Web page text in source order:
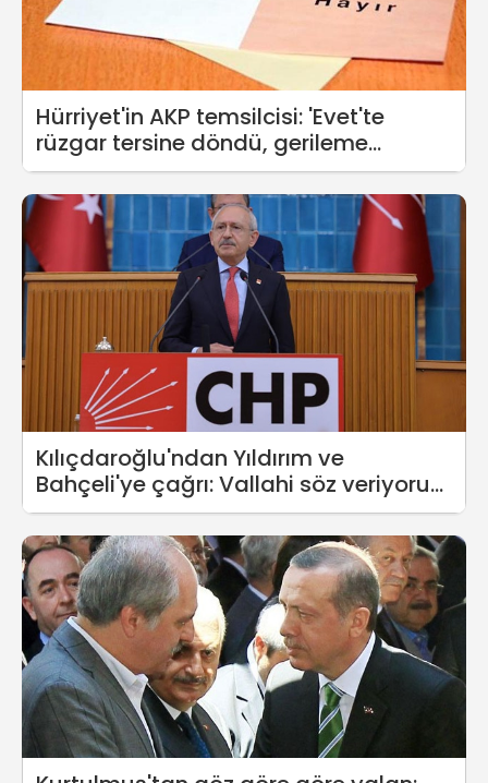
Hürriyet'in AKP temsilcisi: 'Evet'te
rüzgar tersine döndü, gerileme
yaşanıyor
Kılıçdaroğlu'ndan Yıldırım ve
Bahçeli'ye çağrı: Vallahi söz veriyorum
bana 15 dakika, onlara yarım saat...